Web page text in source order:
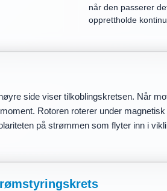
når den passerer
opprettholde
side viser tilkoblingskretsen. Når
Rotoren roterer under
på strømmen som flyter inn i